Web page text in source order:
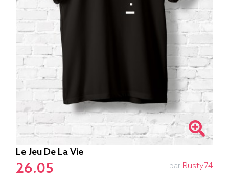
Le Jeu De La Vie
26.05 par Rusty74